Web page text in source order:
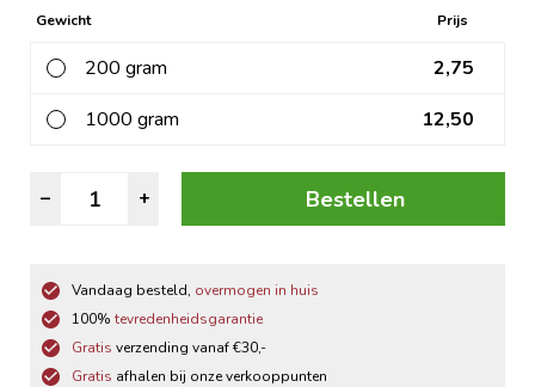
Gewicht Prijs
200 gram
1000 gram
2,75
12,50
–
Appel
Quarters
+ Bestellen
Vandaag besteld, overmogen in huis
100% tevredenheidsgarantie
Gratis verzending vanaf €30,-
Gratis afhalen bij onze verkooppunten